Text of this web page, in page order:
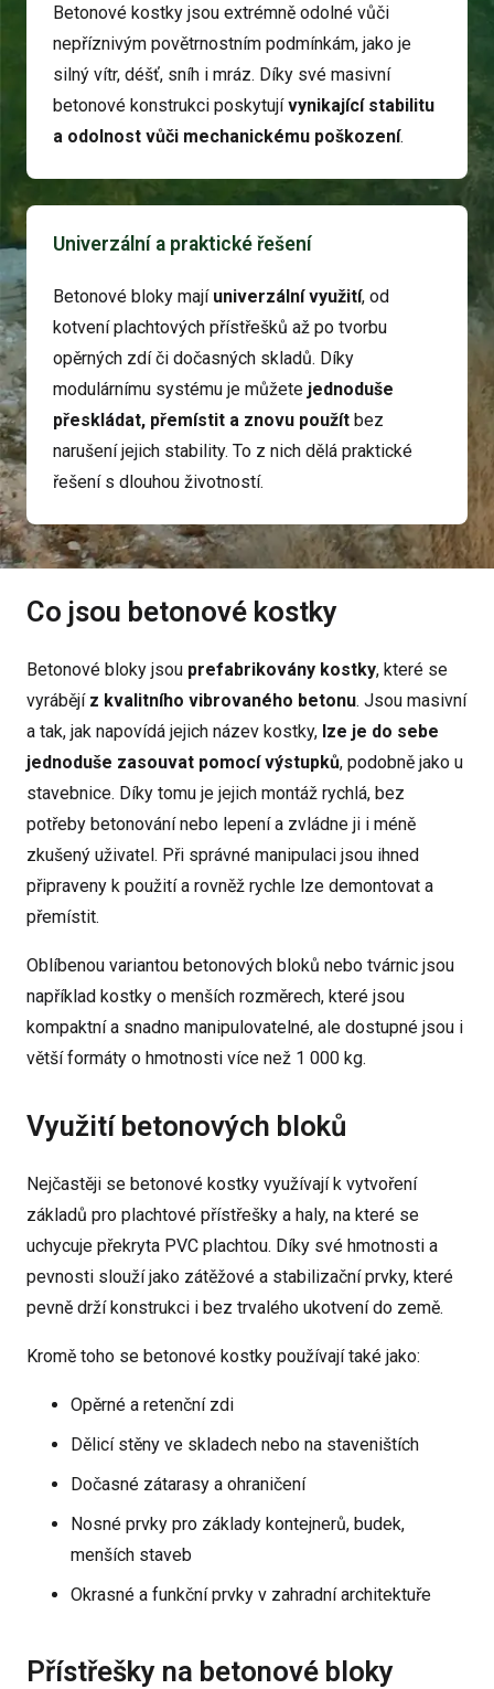
Betonové kostky jsou extrémně odolné vůči
nepříznivým povětrnostním podmínkám, jako je
silný vítr, déšť, sníh i mráz. Díky své masivní
betonové konstrukci poskytujívynikající stabilitu
a odolnost vůči mechanickému poškození.
Univerzální a praktické řešení
Betonové bloky mají univerzální využití, od
kotvení plachtových přístřešků až po tvorbu
opěrných zdí či dočasných skladů. Díky
modulárnímu systému je můžete jednoduše
přeskládat, přemístit a znovu použít bez
narušení jejich stability. To z nich dělá praktické
řešení s dlouhou životností.
Co jsou betonové kostky
Betonové bloky jsou prefabrikovány kostky, které se
vyrábějí z kvalitního vibrovaného betonu. Jsou masivní
a tak, jak napovídá jejich název kostky, lze je do sebe
jednoduše zasouvat pomocí výstupků, podobně jako u
stavebnice. Díky tomu je jejich montáž rychlá, bez
potřeby betonování nebo lepení a zvládne ji i méně
zkušený uživatel. Při správné manipulaci jsou ihned
připraveny k použití a rovněž rychle lze demontovat a
přemístit.
Oblíbenou variantou betonových bloků nebo tvárnic jsou
například kostky o menších rozměrech, které jsou
kompaktní a snadno manipulovatelné, ale dostupné jsou i
větší formáty o hmotnosti více než 1 000 kg.
Využití betonových bloků
Nejčastěji se betonové kostky využívají k vytvoření
základů pro plachtové přístřešky a haly, na které se
uchycuje překryta PVC plachtou. Díky své hmotnosti a
pevnosti slouží jako zátěžové a stabilizační prvky, které
pevně drží konstrukci i bez trvalého ukotvení do země.
Kromě toho se betonové kostky používají také jako:
Opěrné a retenční zdi
Dělicí stěny ve skladech nebo na staveništích
Dočasné zátarasy a ohraničení
Nosné prvky pro základy kontejnerů, budek,
menších staveb
Okrasné a funkční prvky v zahradní architektuře
Přístřešky na betonové bloky